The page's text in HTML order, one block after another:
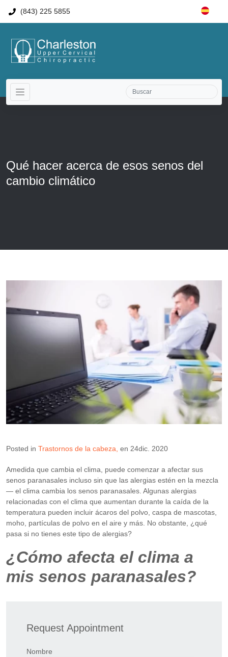
(843) 225 5855
Qué hacer acerca de esos senos del
cambio climático
Posted in Trastornos de la cabeza en 24dic. 2020
Amedida que cambia el clima, puede comenzar a afectar sus
senos paranasales incluso sin que las alergias estén en la mezcla
— el clima cambia los senos paranasales. Algunas alergias
relacionadas con el clima que aumentan durante la caída de la
temperatura pueden incluir ácaros del polvo, caspa de mascotas,
moho, partículas de polvo en el aire y más. No obstante, ¿qué
pasa si no tienes este tipo de alergias?
¿Cómo afecta el clima a
mis senos paranasales?
Request Appointment
Nombre